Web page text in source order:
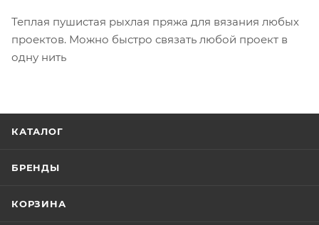
Теплая пушистая рыхлая пряжа для вязания любых
проектов. Можно быстро связать любой проект в
одну нить
КАТАЛОГ
БРЕНДЫ
КОРЗИНА